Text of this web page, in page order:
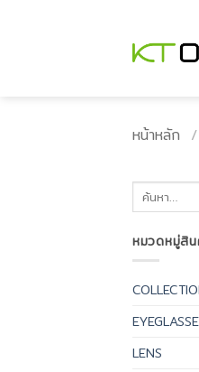
หน้าหลัก /
ค้นหา:
หมวดหมู่สิน
LENS